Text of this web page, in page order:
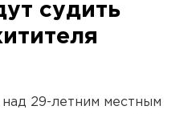
судить
29-летним местным